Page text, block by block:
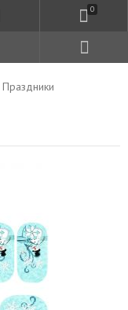
0
Праздники